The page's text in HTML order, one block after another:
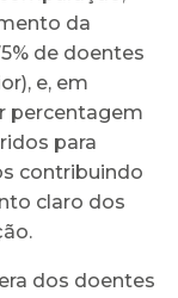
da
de doentes
e, em
percentagem
para
contribuindo
claro dos
dos doentes